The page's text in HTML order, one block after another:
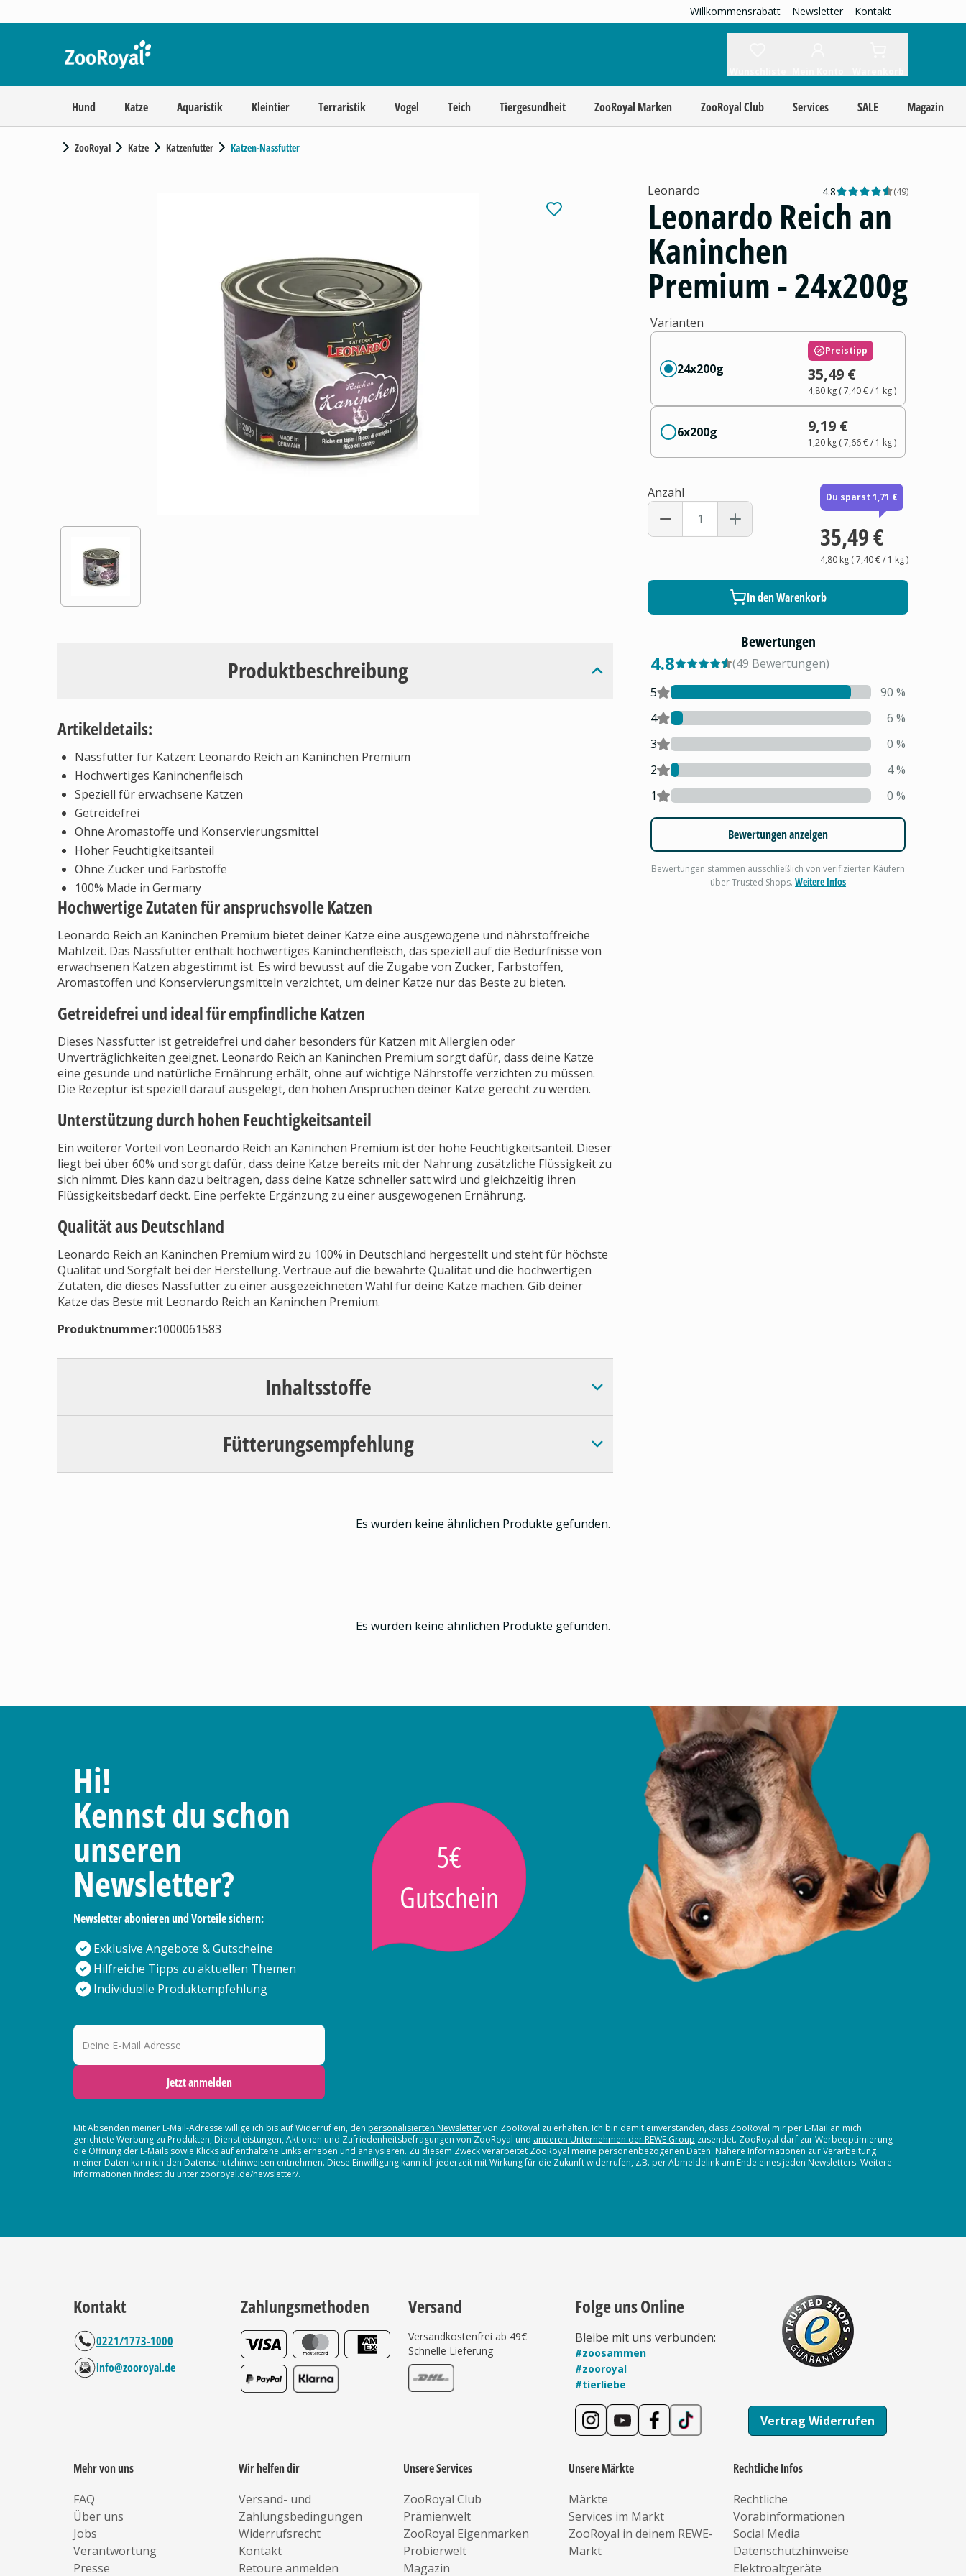
Willkommensrabatt Newsletter Kontakt
Hund Katze Aquaristik Kleintier Terraristik Vogel Teich Tiergesundheit ZooRoyal Marken ZooRoyal Club Services SALE Magazin
ZooRoyal Katze Katzenfutter Katzen-Nassfutter
Produktbeschreibung
Artikeldetails:
Nassfutter für Katzen: Leonardo Reich an Kaninchen Premium
Hochwertiges Kaninchenfleisch
Speziell für erwachsene Katzen
Getreidefrei
Ohne Aromastoffe und Konservierungsmittel
Hoher Feuchtigkeitsanteil
Ohne Zucker und Farbstoffe
100% Made in Germany
Hochwertige Zutaten für anspruchsvolle Katzen
Leonardo Reich an Kaninchen Premium bietet deiner Katze eine ausgewogene und nährstoffreiche
Mahlzeit. Das Nassfutter enthält hochwertiges Kaninchenfleisch, das speziell auf die Bedürfnisse von
erwachsenen Katzen abgestimmt ist. Es wird bewusst auf die Zugabe von Zucker, Farbstoffen,
Aromastoffen und Konservierungsmitteln verzichtet, um deiner Katze nur das Beste zu bieten.
Getreidefrei und ideal für empfindliche Katzen
Dieses Nassfutter ist getreidefrei und daher besonders für Katzen mit Allergien oder
Unverträglichkeiten geeignet. Leonardo Reich an Kaninchen Premium sorgt dafür, dass deine Katze
eine gesunde und natürliche Ernährung erhält, ohne auf wichtige Nährstoffe verzichten zu müssen.
Die Rezeptur ist speziell darauf ausgelegt, den hohen Ansprüchen deiner Katze gerecht zu werden.
Unterstützung durch hohen Feuchtigkeitsanteil
Ein weiterer Vorteil von Leonardo Reich an Kaninchen Premium ist der hohe Feuchtigkeitsanteil. Dieser
liegt bei über 60% und sorgt dafür, dass deine Katze bereits mit der Nahrung zusätzliche Flüssigkeit zu
sich nimmt. Dies kann dazu beitragen, dass deine Katze schneller satt wird und gleichzeitig ihren
Flüssigkeitsbedarf deckt. Eine perfekte Ergänzung zu einer ausgewogenen Ernährung.
Qualität aus Deutschland
Leonardo Reich an Kaninchen Premium wird zu 100% in Deutschland hergestellt und steht für höchste
Qualität und Sorgfalt bei der Herstellung. Vertraue auf die bewährte Qualität und die hochwertigen
Zutaten, die dieses Nassfutter zu einer ausgezeichneten Wahl für deine Katze machen. Gib deiner
Katze das Beste mit Leonardo Reich an Kaninchen Premium.
Produktnummer:1000061583
Inhaltsstoffe
Fütterungsempfehlung
Leonardo 4.8 (49)
Leonardo Reich an
Kaninchen
Premium - 24x200g
Varianten
24x200g
Preistipp
35,49 €
4,80 kg(7,40 €/ 1 kg)
6x200g 9,19 €
1,20 kg(7,66 €/ 1 kg)
Anzahl Du sparst 1,71 €
35,49 €
4,80 kg(7,40 €/ 1 kg)
In den Warenkorb
Bewertungen
4.8 (49 Bewertungen)
5
90 %
4
6 %
3
0 %
2
4%
1
0 %
Bewertungen anzeigen
Bewertungen stammen ausschließlich von verifizierten Käufern
über Trusted Shops.Weitere Infos
Es wurden keine ähnlichen Produkte gefunden.
Es wurden keine ähnlichen Produkte gefunden.
Hi!
Kennst du schon
unseren
Newsletter?
Newsletter abonieren und Vorteile sichern:
Exklusive Angebote & Gutscheine
Hilfreiche Tipps zu aktuellen Themen
Individuelle Produktempfehlung
5€
Gutschein
Deine E-Mail Adresse
Jetzt anmelden
Mit Absenden meiner E-Mail-Adresse willige ich bis auf Widerruf ein, den personalisierten Newslettervon ZooRoyal zu erhalten. Ich bin damit einverstanden, dass ZooRoyal mir per E-Mail an mich
gerichtete Werbung zu Produkten, Dienstleistungen, Aktionen und Zufriedenheitsbefragungen von ZooRoyal und anderen Unternehmen der REWE Group zusendet. ZooRoyal darf zur Werbeoptimierung
die Öffnung der E-Mails sowie Klicks auf enthaltene Links erheben und analysieren. Zu diesem Zweck verarbeitet ZooRoyal meine personenbezogenen Daten. Nähere Informationen zur Verarbeitung
meiner Daten kann ich den Datenschutzhinweisen entnehmen. Diese Einwilligung kann ich jederzeit mit Wirkung für die Zukunft widerrufen, z.B. per Abmeldelink am Ende eines jeden Newsletters. Weitere
Informationen findest du unter zooroyal.de/newsletter/.
Kontakt
0221/1773-1000
info@zooroyal.de
Zahlungsmethoden Versand
Versandkostenfrei ab 49€
Schnelle Lieferung
Folge uns Online
Bleibe mit uns verbunden:
#zoosammen
#zooroyal
#tierliebe
Vertrag Widerrufen
Mehr von uns
FAQ
Über uns
Jobs
Verantwortung
Presse
Wir helfen dir
Versand- und
Zahlungsbedingungen
Widerrufsrecht
Kontakt
Retoure anmelden
Unsere Services
ZooRoyal Club
Prämienwelt
ZooRoyal Eigenmarken
Probierwelt
Magazin
Unsere Märkte
Märkte
Services im Markt
ZooRoyal in deinem REWE-
Markt
Rechtliche Infos
Rechtliche
Vorabinformationen
Social Media
Datenschutzhinweise
Elektroaltgeräte